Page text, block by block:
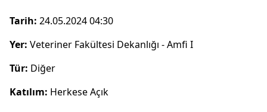
Tarih: 24.05.2024 04:30
Yer: Veteriner Fakültesi Dekanlığı - Amfi I
Tür: Diğer
Katılım: Herkese Açık